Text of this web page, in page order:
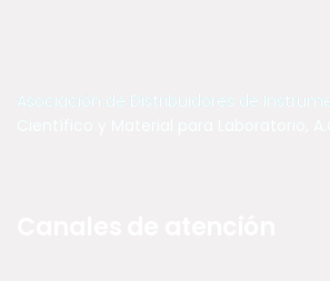
Asociación de Distribuidores de